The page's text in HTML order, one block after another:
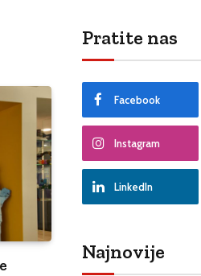
Pratite nas
Facebook
Instagram
LinkedIn
Najnovije